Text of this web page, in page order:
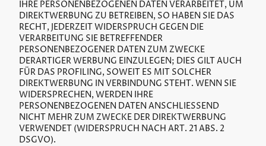
IHRE PERSONENBEZOGENEN DATEN VERARBEITET, UM
DIREKTWERBUNG ZU BETREIBEN, SO HABEN SIE DAS
RECHT, JEDERZEIT WIDERSPRUCH GEGEN DIE
VERARBEITUNG SIE BETREFFENDER
PERSONENBEZOGENER DATEN ZUM ZWECKE
DERARTIGER WERBUNG EINZULEGEN; DIES GILT AUCH
FÜR DAS PROFILING, SOWEIT ES MIT SOLCHER
DIREKTWERBUNG IN VERBINDUNG STEHT. WENN SIE
WIDERSPRECHEN, WERDEN IHRE
PERSONENBEZOGENEN DATEN ANSCHLIESSEND
NICHT MEHR ZUM ZWECKE DER DIREKTWERBUNG
VERWENDET (WIDERSPRUCH NACH ART. 21 ABS. 2
DSGVO).